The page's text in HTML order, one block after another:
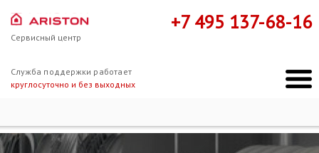
Сервисный центр
Служба поддержки работает
круглосуточно и без выходных
+7 495 137-68-16
Ремонт Hotpoint-Ariston Hotpoint-Ariston LFT 4287